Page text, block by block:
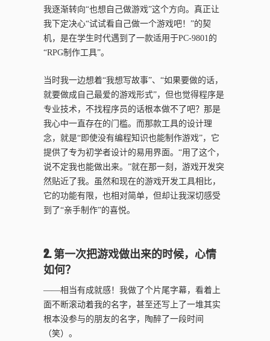
我逐渐转向“也想自己做游戏”这个方向。真正让
我下定决心“试试看自己做一个游戏吧！”的契
机，是在学生时代遇到了一款适用于PC-9801的
“RPG制作工具”。
当时我一边想着“我想写故事”、“如果要做的话，
就要做成自己最爱的游戏形式”，但也觉得程序是
专业技术，不找程序员的话根本做不了吧？那是
我心中一直存在的门槛。而那款工具的设计理
念，就是“即使没有编程知识也能制作游戏”，它
提供了专为初学者设计的易用界面。“用了这个，
说不定我也能做出来。”就在那一刻，游戏开发突
然贴近了我。虽然和现在的游戏开发工具相比，
它的功能有限，也相对简单，但却让我深切感受
到了“亲手制作”的喜悦。
2. 第一次把游戏做出来的时候，心情
如何？
——相当有成就感！我做了个片尾字幕，看着上
面不断滚动着我的名字，甚至还写上了一堆其实
根本没参与的朋友的名字，陶醉了一段时间
（笑）。